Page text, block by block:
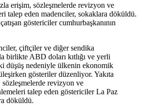
erişim, sözleşmelerde revizyon ve
talep eden madenciler, sokaklara döküldü.
göstericiler cumhurbaşkanının
çiftçiler ve diğer sendika
birlikte ABD doları kıtlığı ve yerli
düşüş nedeniyle ülkenin ekonomik
gösteriler düzenliyor. Yakıta
revizyon ve
talep eden göstericiler La Paz
döküldü.